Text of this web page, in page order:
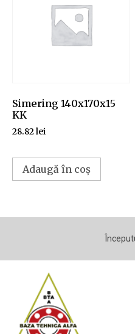
Simering 140x170x15
KK
28.82lei
Adaugă în coș